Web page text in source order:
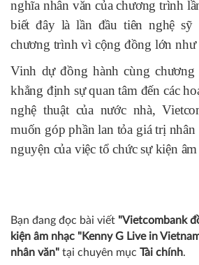
nghĩa nhân văn của chương trình
biết đây là lần đầu tiên nghệ sỹ
chương trình vì cộng đồng lớn như
Vinh dự đồng hành cùng chương
khẳng định sự quan tâm đến các
nghệ thuật của nước nhà,
muốn góp phần lan tỏa giá trị
nguyện của việc tổ chức sự kiện
Bạn đang đọc bài viết "Vietcombank
kiện âm nhạc "Kenny G Live in
nhân văn" tại chuyên mục Tài chính.